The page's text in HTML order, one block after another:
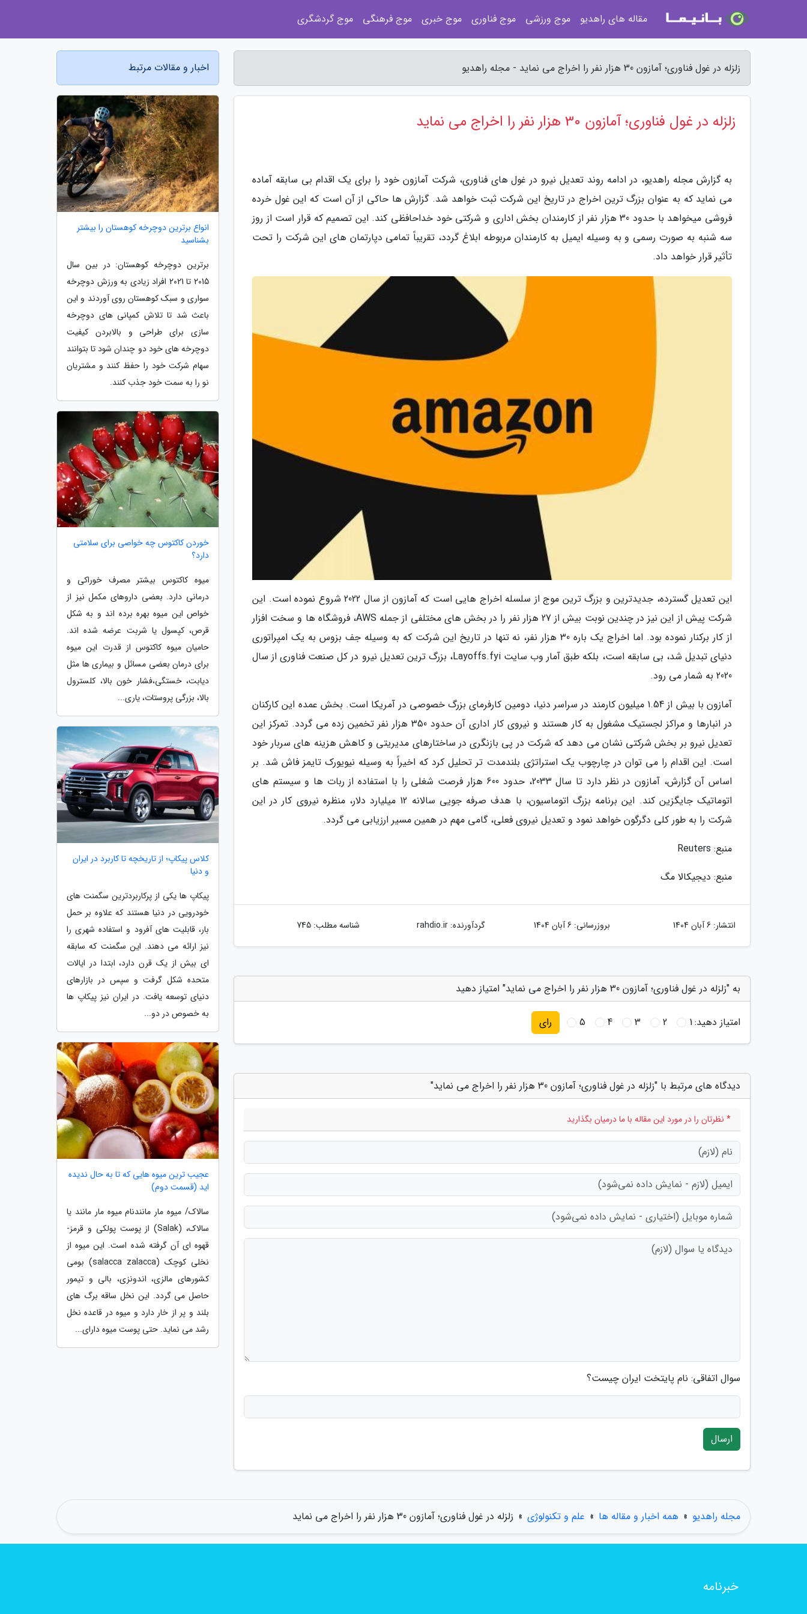
زلزله در غول فناوری؛ آمازون 30 هزار نفر را اخراج می نماید - مجله راهدیو
زلزله در غول فناوری؛ آمازون 30 هزار نفر را اخراج می نماید
به گزارش مجله راهدیو، در ادامه روند تعدیل نیرو در غول های فناوری، شرکت آمازون خود را برای یک اقدام بی سابقه آماده
می نماید که به عنوان بزرگ ترین اخراج در تاریخ این شرکت ثبت خواهد شد. گزارش ها حاکی از آن است که این غول خرده
فروشی میخواهد با حدود 30 هزار نفر از کارمندان بخش اداری و شرکتی خود خداحافظی کند. این تصمیم که قرار است از روز
سه شنبه به صورت رسمی و به وسیله ایمیل به کارمندان مربوطه ابلاغ گردد، تقریباً تمامی دپارتمان های این شرکت را تحت
تأثیر قرار خواهد داد.
این تعدیل گسترده، جدیدترین و بزرگ ترین موج از سلسله اخراج هایی است که آمازون از سال 2022 شروع نموده است. این
شرکت پیش از این نیز در چندین نوبت بیش از 27 هزار نفر را در بخش های مختلفی از جمله AWS، فروشگاه ها و سخت افزار
از کار برکنار نموده بود. اما اخراج یک باره 30 هزار نفر، نه تنها در تاریخ این شرکت که به وسیله جف بزوس به یک امپراتوری
دنیای تبدیل شد، بی سابقه است، بلکه طبق آمار وب سایت Layoffs.fyi، بزرگ ترین تعدیل نیرو در کل صنعت فناوری از سال
2020 به شمار می رود.
آمازون با بیش از 1.54 میلیون کارمند در سراسر دنیا، دومین کارفرمای بزرگ خصوصی در آمریکا است. بخش عمده این کارکنان
در انبارها و مراکز لجستیک مشغول به کار هستند و نیروی کار اداری آن حدود 350 هزار نفر تخمین زده می گردد. تمرکز این
تعدیل نیرو بر بخش شرکتی نشان می دهد که شرکت در پی بازنگری در ساختارهای مدیریتی و کاهش هزینه های سربار خود
است. این اقدام را می توان در چارچوب یک استراتژی بلندمدت تر تحلیل کرد که اخیراً به وسیله نیویورک تایمز فاش شد. بر
اساس آن گزارش، آمازون در نظر دارد تا سال 2033، حدود 600 هزار فرصت شغلی را با استفاده از ربات ها و سیستم های
اتوماتیک جایگزین کند. این برنامه بزرگ اتوماسیون، با هدف صرفه جویی سالانه 12 میلیارد دلار، منظره نیروی کار در این
شرکت را به طور کلی دگرگون خواهد نمود و تعدیل نیروی فعلی، گامی مهم در همین مسیر ارزیابی می گردد.
منبع: Reuters
منبع: دیجیکالا مگ
انتشار: 6 آبان 1404 بروزرسانی: 6 آبان 1404 گردآورنده:rahdio.ir شناسه مطلب: 745
به "زلزله در غول فناوری؛ آمازون 30 هزار نفر را اخراج می نماید" امتیاز دهید
امتیاز دهید:1
2
3
4
5 رای
دیدگاه های مرتبط با "زلزله در غول فناوری؛ آمازون 30 هزار نفر را اخراج می نماید"
* نظرتان را در مورد این مقاله با ما درمیان بگذارید
سوال اتفاقی: نام پایتخت ایران چیست؟
ارسال
اخبار و مقالات مرتبط
انواع برترین دوچرخه کوهستان را بیشتر
بشناسید
برترین دوچرخه کوهستان: در بین سال
2015 تا 2021 افراد زیادی به ورزش دوچرخه
سواری و سبک کوهستان روی آوردند و این
باعث شد تا تلاش کمپانی های دوچرخه
سازی برای طراحی و بالابردن کیفیت
دوچرخه های خود دو چندان شود تا بتوانند
سهام شرکت خود را حفظ کنند و مشتریان
نو را به سمت خود جذب کنند.
خوردن کاکتوس چه خواصی برای سلامتی
دارد؟
میوه کاکتوس بیشتر مصرف خوراکی و
درمانی دارد. بعضی داروهای مکمل نیز از
خواص این میوه بهره برده اند و به شکل
قرص، کپسول یا شربت عرضه شده اند.
حامیان میوه کاکتوس از قدرت این میوه
برای درمان بعضی مسائل و بیماری ها مثل
دیابت، خستگی،فشار خون بالا، کلسترول
بالا، بزرگی پروستات، یاری...
کلاس پیکاپ؛ از تاریخچه تا کاربرد در ایران
و دنیا
پیکاپ ها یکی از پرکاربردترین سگمنت های
خودرویی در دنیا هستند که علاوه بر حمل
بار، قابلیت های آفرود و استفاده شهری را
نیز ارائه می دهند. این سگمنت که سابقه
ای بیش از یک قرن دارد، ابتدا در ایالات
متحده شکل گرفت و سپس در بازارهای
دنیای توسعه یافت. در ایران نیز پیکاپ ها
به خصوص در دو...
عجیب ترین میوه هایی که تا به حال ندیده
اید (قسمت دوم)
سالاک/ میوه مار مانندنام میوه مار مانند یا
سالاک، (Salak) از پوست پولکی و قرمز-
قهوه ای آن گرفته شده است. این میوه از
نخلی کوچک (salacca zalacca) بومی
کشورهای مالزی، اندونزی، بالی و تیمور
حاصل می گردد. این نخل ساقه برگ های
بلند و پر از خار دارد و میوه در قاعده نخل
رشد می نماید. حتی پوست میوه دارای...
مجله راهدیو » همه اخبار و مقاله ها » علم و تکنولوژی » زلزله در غول فناوری؛ آمازون 30 هزار نفر را اخراج می نماید
مقاله های راهدیو موج ورزشی موج فناوری موج خبری موج فرهنگی موج گردشگری
خبرنامه